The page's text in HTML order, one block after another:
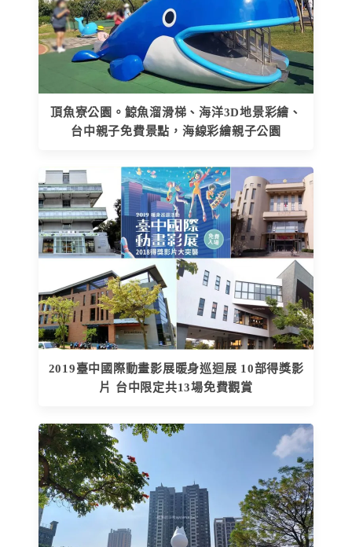
頂魚寮公園。鯨魚溜滑梯、海洋3D地景彩繪、
台中親子免費景點，海線彩繪親子公園
2019臺中國際動畫影展暖身巡迴展 10部得獎影
片 台中限定共13場免費觀賞